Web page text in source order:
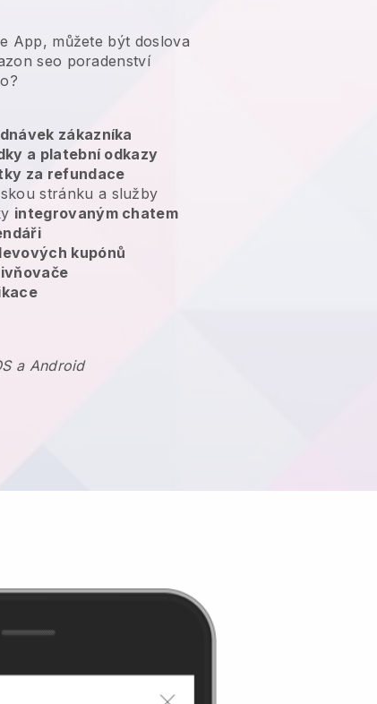
App, můžete být doslova
seo poradenství
zákazníka
a platební odkazy
za refundace
stránku a služby
integrovaným chatem
kupónů
a Android